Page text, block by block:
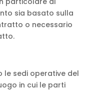
sia basato sulla
o necessario
le sedi operative del
in cui le parti